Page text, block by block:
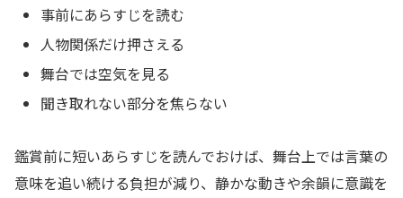
事前にあらすじを読む
人物関係だけ押さえる
舞台では空気を見る
聞き取れない部分を焦らない
鑑賞前に短いあらすじを読んでおけば、舞台上では言葉の
意味を追い続ける負担が減り、静かな動きや余韻に意識を